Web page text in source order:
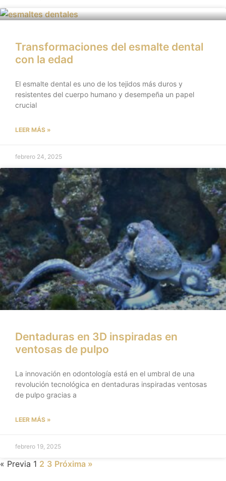
Transformaciones del esmalte dental
con la edad
El esmalte dental es uno de los tejidos más duros y
resistentes del cuerpo humano y desempeña un papel
crucial
LEER MÁS »
febrero 24, 2025
Dentaduras en 3D inspiradas en
ventosas de pulpo
La innovación en odontología está en el umbral de una
revolución tecnológica en dentaduras inspiradas ventosas
de pulpo gracias a
LEER MÁS »
febrero 19, 2025
« Previa 1 2 3 Próxima »